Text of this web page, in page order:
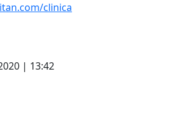
clinica
| 13:42